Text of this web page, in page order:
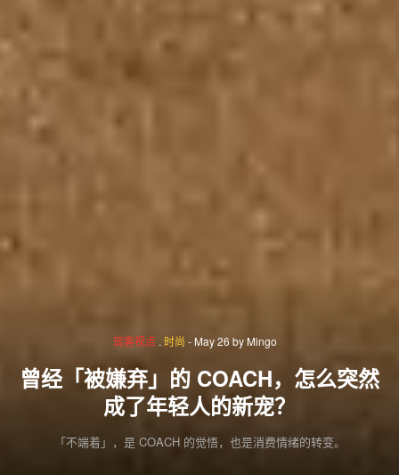
现客视点 . 时尚 - May 26 by Mingo
曾经「被嫌弃」的 COACH，怎么突然
成了年轻人的新宠？
「不端着」，是 COACH 的觉悟，也是消费情绪的转变。